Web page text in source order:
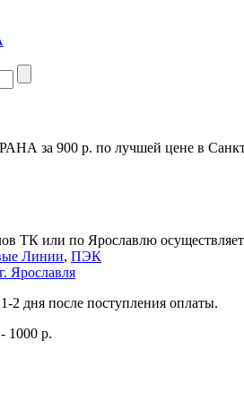
за 900 р. по лучшей цене в
ТК или по Ярославлю
Линии, ПЭК
Ярославля
2 дня после поступления оплаты.
1000 р.